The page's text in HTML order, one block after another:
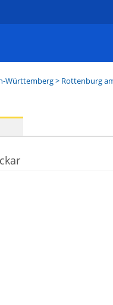
Württemberg> Rottenburg